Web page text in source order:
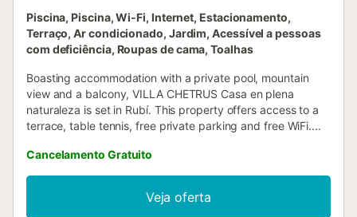
Piscina, Piscina, Wi-Fi, Internet, Estacionamento,
Terraço, Ar condicionado, Jardim, Acessível a pessoas
com deficiência, Roupas de cama, Toalhas
Boasting accommodation with a private pool, mountain
view and a balcony, VILLA CHETRUS Casa en plena
naturaleza is set in Rubí. This property offers access to a
terrace, table tennis, free private parking and free WiFi....
Cancelamento Gratuito
Veja oferta